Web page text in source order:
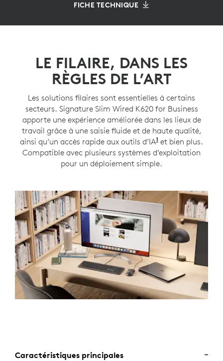
FICHE TECHNIQUE
LE FILAIRE, DANS LES
RÈGLES DE L’ART
Les solutions filaires sont essentielles à certains
secteurs. Signature Slim Wired K620 for Business
apporte une expérience améliorée dans les lieux de
travail grâce à une saisie fluide et de haute qualité,
ainsi qu’un accès rapide aux outils d’IA1 Prête à
et bien plus.
Compatible avec plusieurs systèmes d’exploitation
pour un déploiement simple.
Caractéristiques principales